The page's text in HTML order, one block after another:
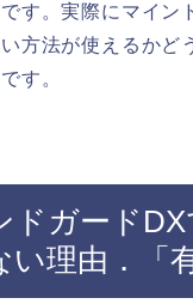
す。実際にマイン
方法が使えるかど
す。
ドガード
い理由．「